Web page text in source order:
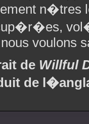
n�tres
voulons
de Willful
de